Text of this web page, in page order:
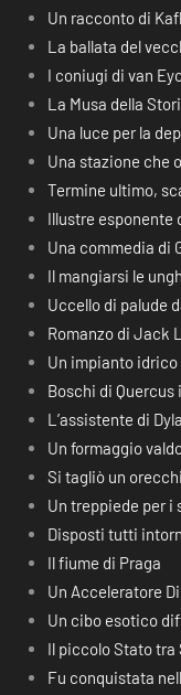
Un racconto di
La ballata del
I coniugi di van
La Musa della
Una luce per la
Una stazione che
Termine ultimo,
Illustre esponente
Una commedia di
Il mangiarsi le
Uccello di palude
Romanzo di Jack
Un impianto idrico
Boschi di Quercus
L’assistente di
Un formaggio
Si tagliò un
Un treppiede per i
Disposti tutti
Il fiume di Praga
Un Acceleratore
Un cibo esotico
Il piccolo Stato tra
Fu conquistata